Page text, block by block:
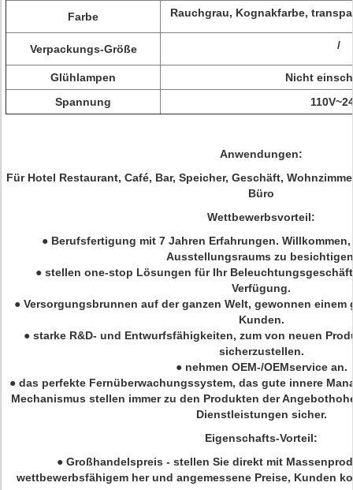
Farbe Rauchgrau, Kognakfarbe,
Verpackungs-Größe /
Glühlampen
Nicht
Spannung
Anwendungen:
Für Hotel Restaurant, Café, Bar, Speicher, Geschäft,
Büro
Wettbewerbsvorteil:
● Berufsfertigung mit 7 Jahren Erfahrungen.
Ausstellungsraums zu
● stellen one-stop Lösungen für Ihr
Verfügung.
● Versorgungsbrunnen auf der ganzen Welt, gewonnen
Kunden.
● starke R&D- und Entwurfsfähigkeiten, zum von neuen
sicherzustellen.
● nehmen OEM-/OEMservice an.
● das perfekte Fernüberwachungssystem, das gute innere
Mechanismus stellen immer zu den Produkten der
Dienstleistungen sicher.
Eigenschafts-Vorteil:
● Großhandelspreis - stellen Sie direkt mit
wettbewerbsfähigem her und angemessene Preise, Kunden